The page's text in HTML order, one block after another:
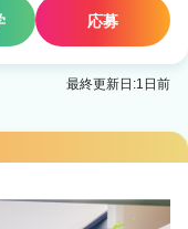
応募
最終更新日:1日前